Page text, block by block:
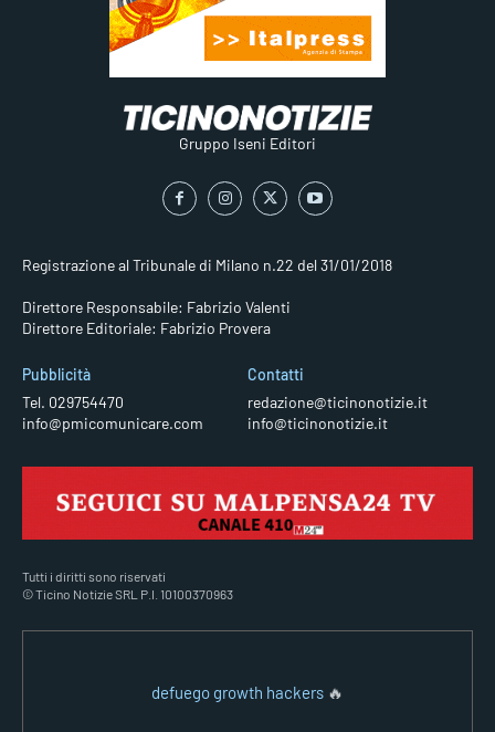
Gruppo Iseni Editori
Registrazione al Tribunale di Milano n.22 del 31/01/2018
Direttore Responsabile: Fabrizio Valenti
Direttore Editoriale: Fabrizio Provera
Pubblicità
Tel. 029754470
info@pmicomunicare.com
Contatti
redazione@ticinonotizie.it
info@ticinonotizie.it
Tutti i diritti sono riservati
© Ticino Notizie SRL P.I. 10100370963
defuego growth hackers 🔥